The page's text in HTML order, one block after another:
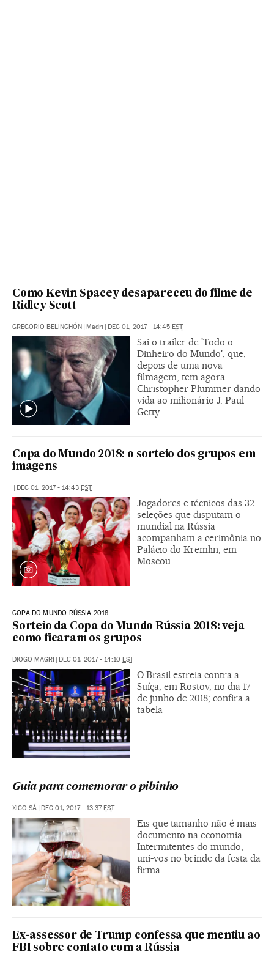
Como Kevin Spacey desapareceu do filme de
Ridley Scott
GREGORIO BELINCHÓN | Madri | DEC 01, 2017 - 14:45 EST
Sai o trailer de 'Todo o
Dinheiro do Mundo', que,
depois de uma nova
filmagem, tem agora
Christopher Plummer dando
vida ao milionário J. Paul
Getty
Copa do Mundo 2018: o sorteio dos grupos em
imagens
| DEC 01, 2017 - 14:43 EST
Jogadores e técnicos das 32
seleções que disputam o
mundial na Rússia
acompanham a cerimônia no
Palácio do Kremlin, em
Moscou
COPA DO MUNDO RÚSSIA 2018
Sorteio da Copa do Mundo Rússia 2018: veja
como ficaram os grupos
DIOGO MAGRI | DEC 01, 2017 - 14:10 EST
O Brasil estreia contra a
Suíça, em Rostov, no dia 17
de junho de 2018; confira a
tabela
Guia para comemorar o pibinho
XICO SÁ | DEC 01, 2017 - 13:37EST
Eis que tamanho não é mais
documento na economia
Intermitentes do mundo,
uni-vos no brinde da festa da
firma
Ex-assessor de Trump confessa que mentiu ao
FBI sobre contato com a Rússia